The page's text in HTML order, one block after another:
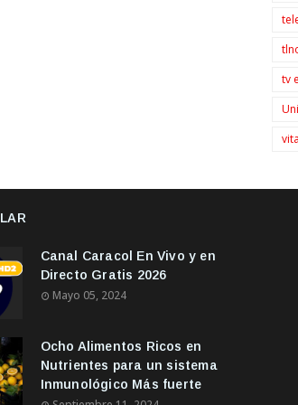
tv
Canal Caracol En Vivo y en
Directo Gratis 2026
Mayo 05, 2024
Ocho Alimentos Ricos en
Nutrientes para un sistema
Inmunológico Más fuerte